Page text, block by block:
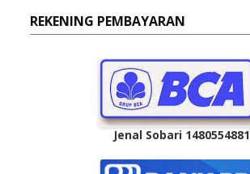
REKENING PEMBAYARAN
Jenal Sobari 1480554881